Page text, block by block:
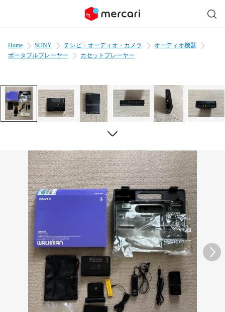
Home SONY テレビ・オーディオ・カメラ
オーディオ機器
ポータブルプレーヤー
カセットプレーヤー